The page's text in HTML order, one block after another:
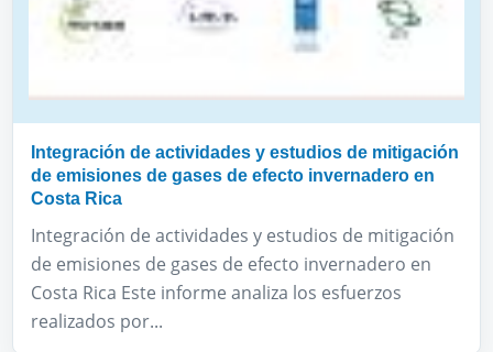
Integración de actividades y estudios de mitigación
de emisiones de gases de efecto invernadero en
Costa Rica
Integración de actividades y estudios de mitigación
de emisiones de gases de efecto invernadero en
Costa Rica Este informe analiza los esfuerzos
realizados por...